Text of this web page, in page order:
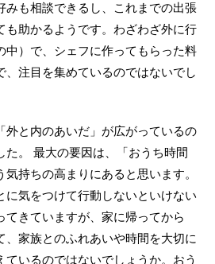
みも相談できるし、これまでの出張
も助かるようです。わざわざ外に行
中）で、シェフに作ってもらった料
、注目を集めているのではないでし
外と内のあいだ」が広がっているの
た。 最大の要因は、「おうち時間
持ちの高まりにあると思います。
に気をつけて行動しないといけない
てきていますが、家に帰ってから
、家族とのふれあいや時間を大切に
ているのではないでしょうか。おう